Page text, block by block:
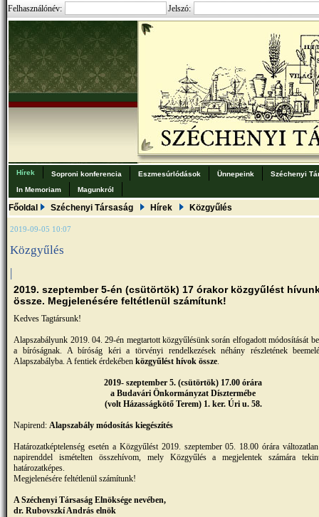
Felhasználónév: Jelszó:
Hírek Soproni konferencia Eszmesúrlódások Ünnepeink
Széchenyi
In Memoriam
Magunkról
Főoldal Széchenyi Társaság Hírek Közgyűlés
2019-09-05 10:07
Közgyűlés
|
2019. szeptember 5-én (csütörtök) 17 órakor közgyűlést
össze. Megjelenésére feltétlenül számítunk!
Kedves Tagtársunk!
Alapszabályunk 2019. 04. 29-én megtartott közgyűlésünk során elfogadott módosítását
a bíróságnak. A bíróság kéri a törvényi rendelkezések néhány részletének
Alapszabályba. A fentiek érdekébenközgyűlést hívok össze.
2019- szeptember 5. (csütörtök) 17.00 órára
a Budavári Önkormányzat Dísztermébe
(volt Házasságkötő Terem) 1. ker. Úri u. 58.
Napirend:Alapszabály módosítás kiegészítés
Határozatképtelenség esetén a Közgyűlést 2019. szeptember 05. 18.00 órára
napirenddel ismételten összehívom, mely Közgyűlés a megjelentek számára
határozatképes.
Megjelenésére feltétlenül számítunk!
A Széchenyi Társaság Elnöksége nevében,
dr. Rubovszkí András elnök